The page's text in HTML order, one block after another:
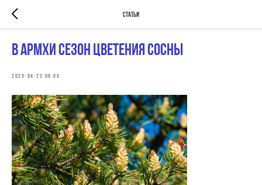
Статьи
В Армхи сезон цветения сосны
2025-04-22 09:00